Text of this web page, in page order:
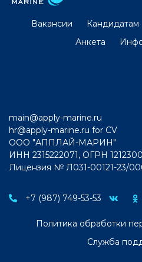
Вакансии Кандидатам
Анкета
main@apply-marine.ru
hr@apply-marine.ru for CV
ООО "АППЛАЙ-МАРИН"
ИНН 2315222071, ОГРН
Лицензия № Л031-00121-23/
+7 (987) 749-53-53
Политика обработки
Служба